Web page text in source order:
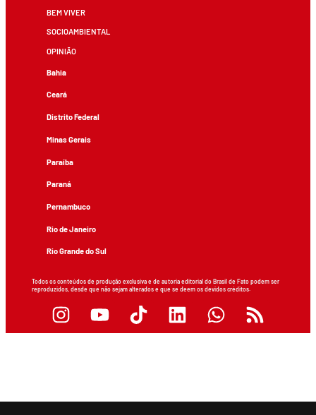
BEM VIVER
SOCIOAMBIENTAL
OPINIÃO
Bahia
Ceará
Distrito Federal
Minas Gerais
Paraíba
Paraná
Pernambuco
Rio de Janeiro
Rio Grande do Sul
Todos os conteúdos de produção exclusiva e de autoria editorial do Brasil de Fato podem ser
reproduzidos, desde que não sejam alterados e que se deem os devidos créditos.